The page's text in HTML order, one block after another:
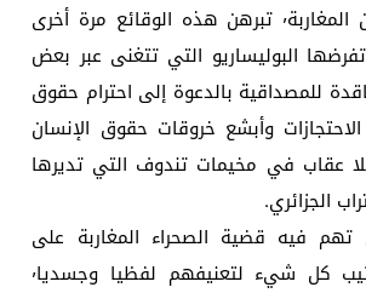
وبالنسبة للمناضلين المغاربة٬ تبرهن هذه الوقائع مرة أخرى
البوليساريو التي تتغنى عبر بعض
للمصداقية بالدعوة إلى احترام حقوق
بأن الاحتجازات وأبشع خروقات حقوق الإنسان
عقاب في مخيمات تندوف التي تديرها
الجزائري.
فيه قضية الصحراء المغاربة على
الخصوص٬ وتم ترتيب كل شيء لتعنيفهم لفظيا وجسديا٬